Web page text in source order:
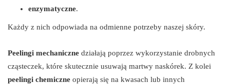
enzymatyczne.
Każdy z nich odpowiada na odmienne potrzeby naszej skóry.
Peelingi mechaniczne działają poprzez wykorzystanie drobnych
cząsteczek, które skutecznie usuwają martwy naskórek. Z kolei
peelingi chemiczne opierają się na kwasach lub innych